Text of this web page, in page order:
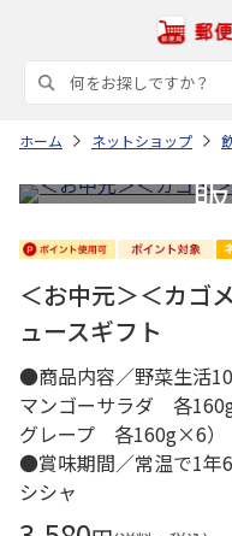
ホーム ネットショップ
＜お中元＞＜カゴ
ュースギフト
●商品内容／野菜生活
マンゴーサラダ 各
グレープ 各160g×6）
●賞味期間／常温で1年
シシャ